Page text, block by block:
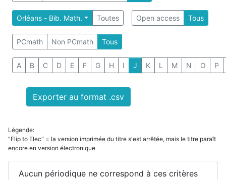
Orléans - Bib. Math. Toutes Open access Tous
PCmath Non PCmath Tous
A B C D E F G H I J K L M N O P
Exporter au format .csv
Légende:
"Flip to Elec" = la version imprimée du titre s'est arrêtée, mais le titre paraît
encore en version électronique
Aucun périodique ne correspond à ces critères